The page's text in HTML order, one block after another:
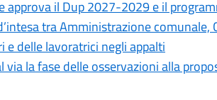
approva il Dup 2027-2029 e il
tra Amministrazione comunale,
delle lavoratrici negli appalti
via la fase delle osservazioni alla